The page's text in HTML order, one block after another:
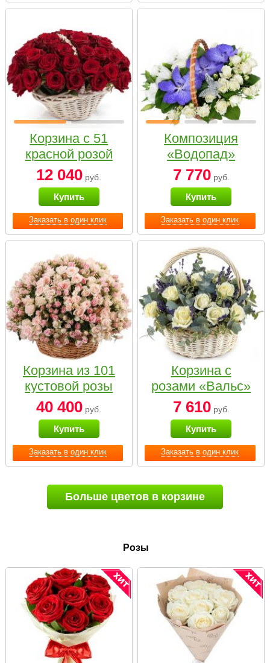
Заказать в один клик
Корзина с 51
красной розой
12 040 руб.
Купить
Заказать в один клик
Композиция
«Водопад»
7 770руб.
Купить
Заказать в один клик
Корзина из 101
кустовой розы
нежных тонов
40 400 руб.
Купить
Заказать в один клик
Корзина с
розами «Вальс»
7 610руб.
Купить
Больше цветов в корзине
Розы